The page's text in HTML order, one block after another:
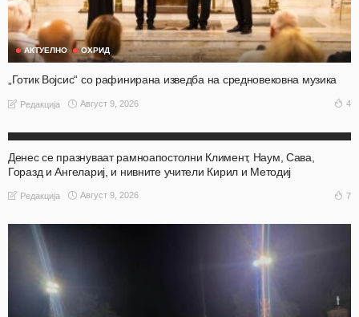
АКТУЕЛНО ОХРИД
„Готик Војсис“ со рафинирана изведба на средновековна музика
Редакција Август 9, 2026 4
Денес се празнуваат рамноапостолни Климент, Наум, Сава,
Горазд и Ангелариј, и нивните учители Кирил и Методиј
Редакција Август 9, 2026 7